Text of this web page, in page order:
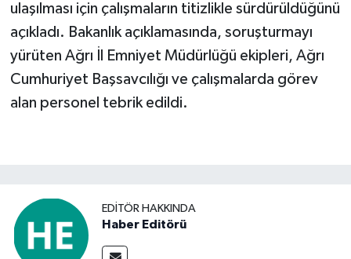
ulaşılması için çalışmaların titizlikle sürdürüldüğünü
açıkladı. Bakanlık açıklamasında, soruşturmayı
yürüten Ağrı İl Emniyet Müdürlüğü ekipleri, Ağrı
Cumhuriyet Başsavcılığı ve çalışmalarda görev
alan personel tebrik edildi.
EDITÖR HAKKINDA
Haber Editörü